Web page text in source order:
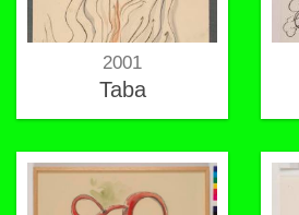
2001
Taba